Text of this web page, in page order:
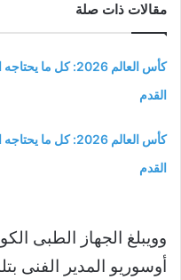
مقالات ذات صلة
كأس العالم 2026:
القدم
كأس العالم 2026:
القدم
وويبلغ الجهاز الطبى
أوسوريو المدير الفنى